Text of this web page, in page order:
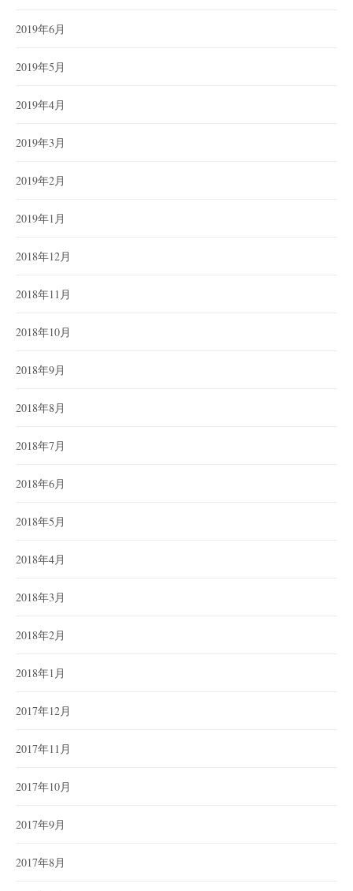
2019年6月
2019年5月
2019年4月
2019年3月
2019年2月
2019年1月
2018年12月
2018年11月
2018年10月
2018年9月
2018年8月
2018年7月
2018年6月
2018年5月
2018年4月
2018年3月
2018年2月
2018年1月
2017年12月
2017年11月
2017年10月
2017年9月
2017年8月